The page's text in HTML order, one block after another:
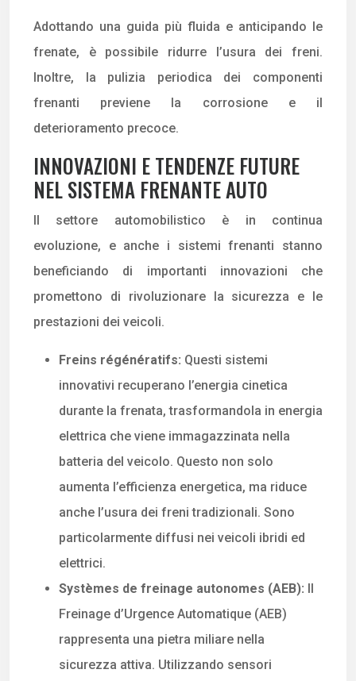
Adottando una guida più fluida e anticipando le
frenate, è possibile ridurre l’usura dei freni.
Inoltre, la pulizia periodica dei componenti
frenanti previene la corrosione e il
deterioramento precoce.
INNOVAZIONI E TENDENZE FUTURE
NEL SISTEMA FRENANTE AUTO
Il settore automobilistico è in continua
evoluzione, e anche i sistemi frenanti stanno
beneficiando di importanti innovazioni che
promettono di rivoluzionare la sicurezza e le
prestazioni dei veicoli.
Freins régénératifs: Questi sistemi
innovativi recuperano l’energia cinetica
durante la frenata, trasformandola in energia
elettrica che viene immagazzinata nella
batteria del veicolo. Questo non solo
aumenta l’efficienza energetica, ma riduce
anche l’usura dei freni tradizionali. Sono
particolarmente diffusi nei veicoli ibridi ed
elettrici.
Systèmes de freinage autonomes (AEB): Il
Freinage d’Urgence Automatique (AEB)
rappresenta una pietra miliare nella
sicurezza attiva. Utilizzando sensori